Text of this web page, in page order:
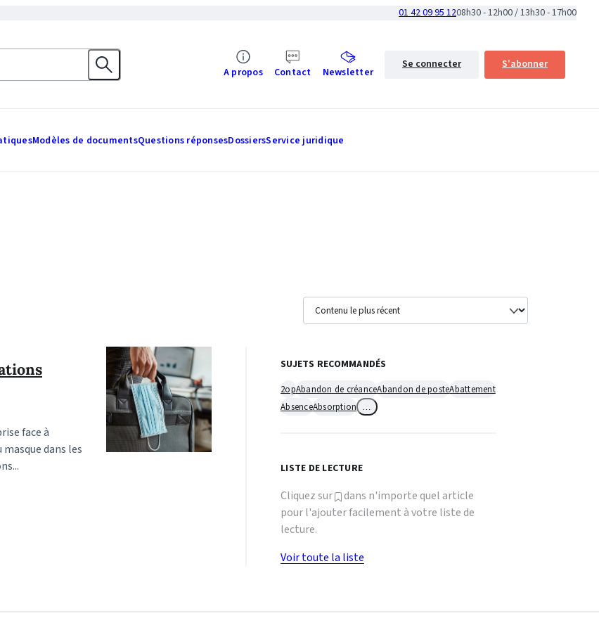
01 42 09 95 1208h30 - 12h00 / 13h30 - 17h00
A propos Contact Newsletter
Se connecter S'abonner
Modèles de documentsQuestions réponsesDossiersService juridique
face à
dans les
SUJETS RECOMMANDÉS
2opAbandon de créanceAbandon de posteAbattement
AbsenceAbsorption
LISTE DE LECTURE
Cliquez sur
dans n'importe quel article
pour l'ajouter facilement à votre liste de
lecture.
Voir toute la liste